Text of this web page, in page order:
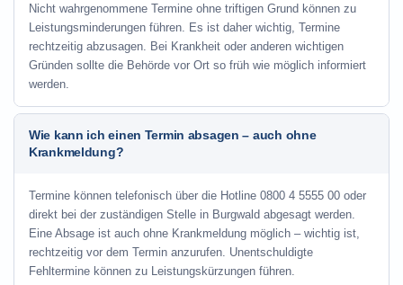
Nicht wahrgenommene Termine ohne triftigen Grund können zu
Leistungsminderungen führen. Es ist daher wichtig, Termine
rechtzeitig abzusagen. Bei Krankheit oder anderen wichtigen
Gründen sollte die Behörde vor Ort so früh wie möglich informiert
werden.
Wie kann ich einen Termin absagen – auch ohne
Krankmeldung?
Termine können telefonisch über die Hotline 0800 4 5555 00 oder
direkt bei der zuständigen Stelle in Burgwald abgesagt werden.
Eine Absage ist auch ohne Krankmeldung möglich – wichtig ist,
rechtzeitig vor dem Termin anzurufen. Unentschuldigte
Fehltermine können zu Leistungskürzungen führen.